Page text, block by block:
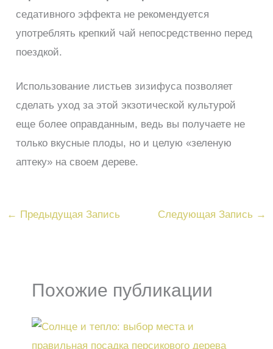
седативного эффекта не рекомендуется
употреблять крепкий чай непосредственно перед
поездкой.
Использование листьев зизифуса позволяет
сделать уход за этой экзотической культурой
еще более оправданным, ведь вы получаете не
только вкусные плоды, но и целую «зеленую
аптеку» на своем дереве.
← Предыдущая Запись Следующая Запись →
Похожие публикации